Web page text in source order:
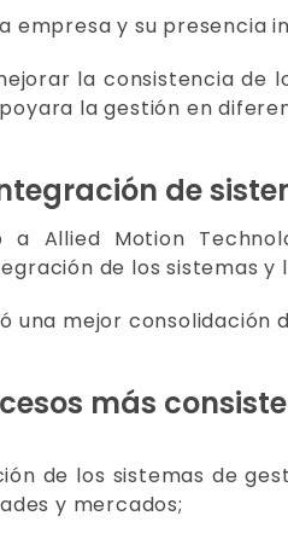
empresa y su presencia
la consistencia de
la gestión en
de
a Allied Motion
de los sistemas
una mejor
más
de los sistemas de
y mercados;